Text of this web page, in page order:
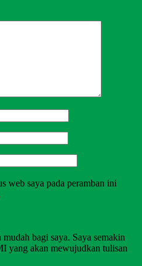
web saya pada peramban ini
bagi saya. Saya semakin
yang akan mewujudkan tulisan